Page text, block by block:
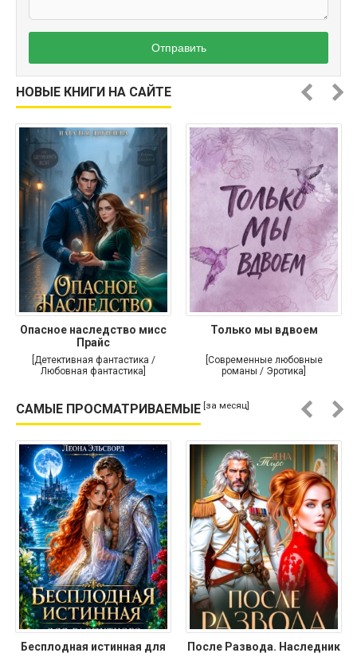
Отправить
НОВЫЕ КНИГИ НА САЙТЕ
Опасное наследство мисс
Прайс
[Детективная фантастика /
Любовная фантастика]
Только мы вдвоем
[Современные любовные
романы / Эротика]
САМЫЕ ПРОСМАТРИВАЕМЫЕ [за месяц]
Бесплодная истинная для
После Развода. Наследник